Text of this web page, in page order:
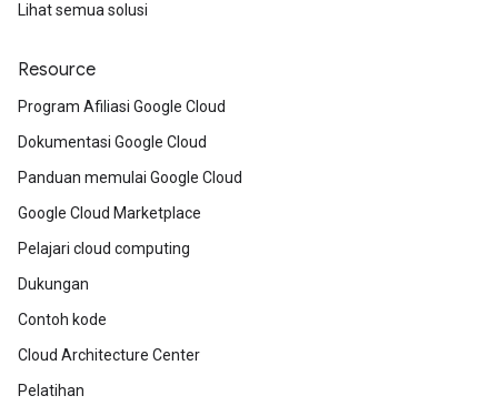
Lihat semua solusi
Resource
Program Afiliasi Google Cloud
Dokumentasi Google Cloud
Panduan memulai Google Cloud
Google Cloud Marketplace
Pelajari cloud computing
Dukungan
Contoh kode
Cloud Architecture Center
Pelatihan